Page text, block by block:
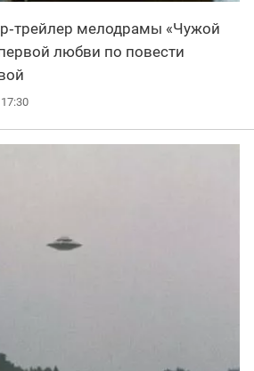
мелодрамы «Чужой
любви по повести